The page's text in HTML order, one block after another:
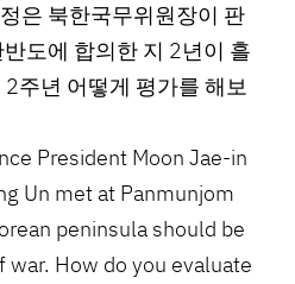
은 북한국무위원장이 판
도에 합의한 지 2년이 흘
주년 어떻게 평가를 해보
President Moon Jae-in
Un met at Panmunjom
peninsula should be
How do you evaluate